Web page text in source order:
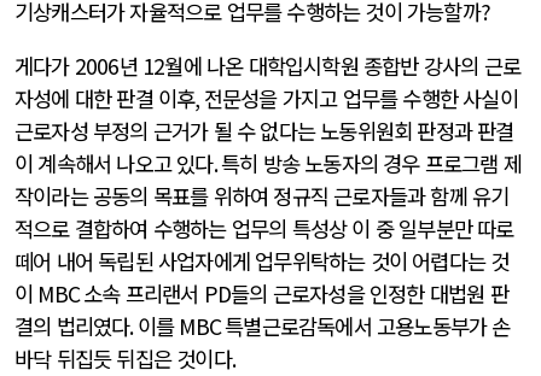
기상캐스터가 자율적으로 업무를 수행하는 것이 가능할까?
게다가 2006년 12월에 나온 대학입시학원 종합반 강사의 근로
자성에 대한 판결 이후, 전문성을 가지고 업무를 수행한 사실이
근로자성 부정의 근거가 될 수 없다는 노동위원회 판정과 판결
이 계속해서 나오고 있다.특히 방송 노동자의 경우 프로그램 제
작이라는 공동의 목표를 위하여 정규직 근로자들과 함께 유기
적으로 결합하여 수행하는 업무의 특성상 이 중 일부분만 따로
떼어 내어 독립된 사업자에게 업무위탁하는 것이 어렵다는 것
이 MBC소속 프리랜서 PD들의 근로자성을 인정한 대법원 판
결의 법리였다.이를 MBC특별근로감독에서 고용노동부가 손
바닥 뒤집듯 뒤집은 것이다.